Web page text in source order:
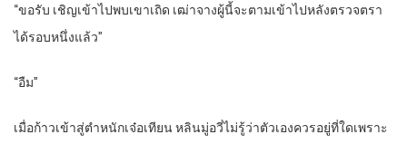
“ขอรับ เชิญเข้าไปพบเขาเถิด เฒ่าจางผู้นี้จะตามเข้าไปหลังตรวจตรา
ได้รอบหนึ่งแล้ว”
“อืม”
เมื่อก้าวเข้าสู่ตำหนักเจ๋อเทียน หลินมู่อวี่ไม่รู้ว่าตัวเองควรอยู่ที่ใดเพราะ